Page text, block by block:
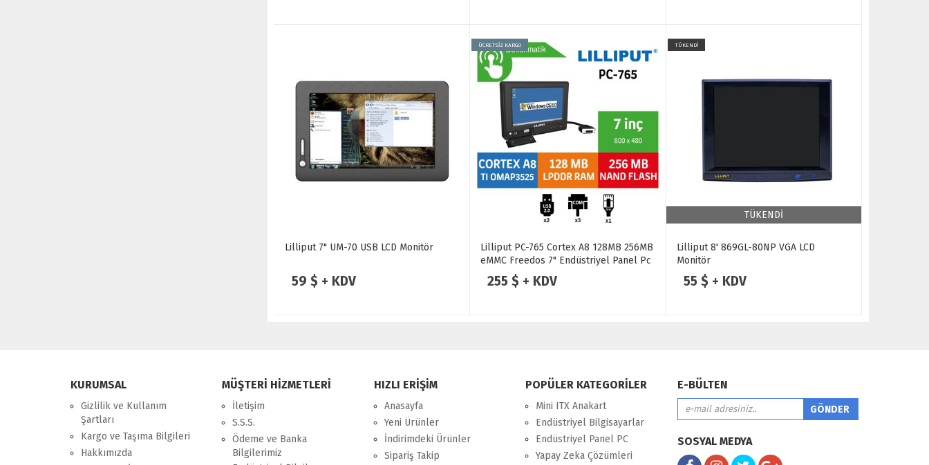
Lilliput 7" UM-70 USB LCD Monitör
59 $ + KDV
ÜCRETSİZ KARGO
Lilliput PC-765 Cortex A8 128MB 256MB
eMMC Freedos 7" Endüstriyel Panel Pc
255 $ + KDV
TÜKENDİ
TÜKENDİ
Lilliput 8' 869GL-80NP VGA LCD
Monitör
55 $ + KDV
KURUMSAL
Gizlilik ve Kullanım
Şartları
Kargo ve Taşıma Bilgileri
Hakkımızda
MÜŞTERİ HİZMETLERİ
İletişim
S.S.S.
Ödeme ve Banka
Bilgilerimiz
HIZLI ERİŞİM
Anasayfa
Yeni Ürünler
İndirimdeki Ürünler
Sipariş Takip
POPÜLER KATEGORİLER
Mini ITX Anakart
Endüstriyel Bilgisayarlar
Endüstriyel Panel PC
Yapay Zeka Çözümleri
E-BÜLTEN
SOSYAL MEDYA